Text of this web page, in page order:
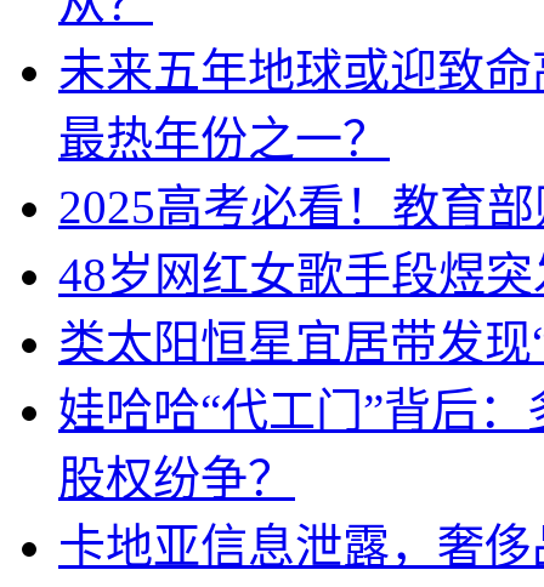
未来五年地球或迎致
最热年份之一？
2025高考必看！教育
48岁网红女歌手段煜
类太阳恒星宜居带发
娃哈哈“代工门”背后
股权纷争？
卡地亚信息泄露，奢